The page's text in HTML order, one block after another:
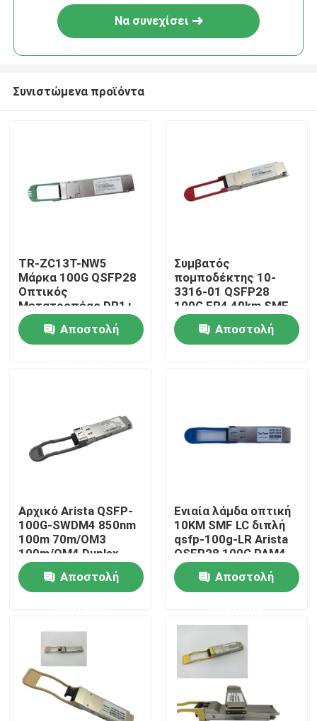
Σπίτι
Γύρος εργοστασίων
Μας ελάτε σε επαφή με
Ειδήσεις
Οπτική μονάδα 400G/800G
ενότητα 100G QSFP28
Να συνεχίσει
Συνιστώμενα προϊόντα
TR-ZC13T-NW5
Μάρκα 100G QSFP28
Οπτικός
Μετατροπέας DR1+
PAM4 500M
Αποστολή
Συμβατός
πομποδέκτης 10-
3316-01 QSFP28
100G ER4 40km SMF
Αποστολή
Αρχικό Arista QSFP-
100G-SWDM4 850nm
100m 70m/OM3
100m/OM4 Duplex
MMF δέκτη
Αποστολή
Ενιαία λάμδα οπτική
10KM SMF LC διπλή
qsfp-100g-LR Arista
QSFP28 100G PAM4
Αποστολή